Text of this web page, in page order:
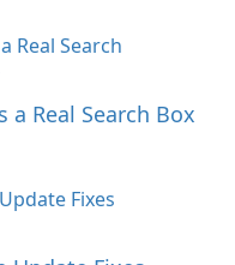
a Real Search Box